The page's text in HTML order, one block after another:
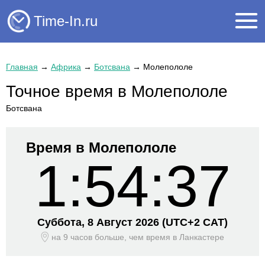
Time-In.ru
Главная → Африка → Ботсвана → Молепололе
Точное время в Молепололе
Ботсвана
Время в Молепололе
1:54:38
Суббота, 8 Август 2026 (UTC+2 CAT)
на 9 часов больше, чем время в Ланкастере